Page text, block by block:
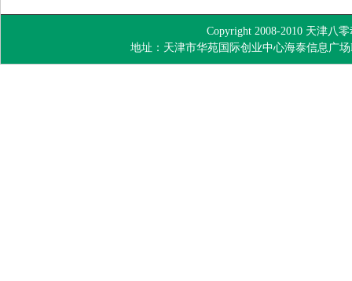
Copyright 2008-2010 天津八
地址：天津市华苑国际创业中心海泰信息广场